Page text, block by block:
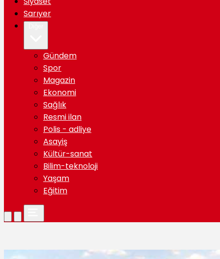
Sarıyer
Gündem
Spor
Magazin
Ekonomi
Sağlık
Resmi ilan
Polis - adliye
Asayiş
Kültür-sanat
Bilim-teknoloji
Yaşam
Eğitim